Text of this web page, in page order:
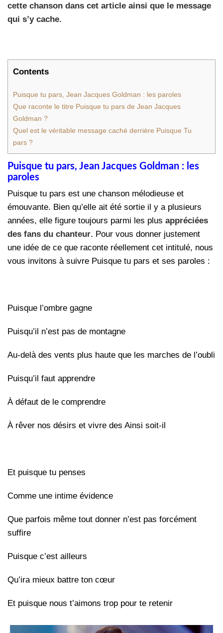
cette chanson dans cet article ainsi que le message
qui s’y cache.
Contents
Puisque tu pars, Jean Jacques Goldman : les paroles
Que raconte le titre Puisque tu pars de Jean Jacques
Goldman ?
Quel est le véritable message caché derrière Puisque Tu
pars ?
Puisque tu pars, Jean Jacques Goldman : les
paroles
Puisque tu pars est une chanson mélodieuse et
émouvante. Bien qu’elle ait été sortie il y a plusieurs
années, elle figure toujours parmi les plus appréciées
des fans du chanteur. Pour vous donner justement
une idée de ce que raconte réellement cet intitulé, nous
vous invitons à suivre Puisque tu pars et ses paroles :
Puisque l’ombre gagne
Puisqu’il n’est pas de montagne
Au-delà des vents plus haute que les marches de l’oubli
Puisqu’il faut apprendre
À défaut de le comprendre
À rêver nos désirs et vivre des Ainsi soit-il
Et puisque tu penses
Comme une intime évidence
Que parfois même tout donner n’est pas forcément
suffire
Puisque c’est ailleurs
Qu’ira mieux battre ton cœur
Et puisque nous t’aimons trop pour te retenir